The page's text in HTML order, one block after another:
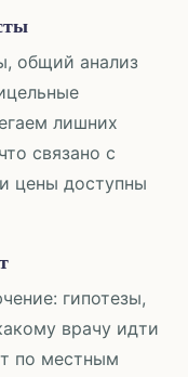
общий анализ
лишних
связано с
цены доступны
гипотезы,
врачу идти
по местным